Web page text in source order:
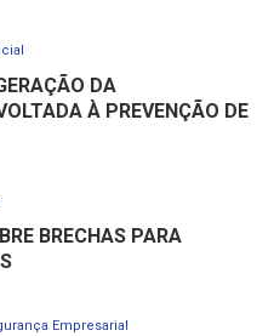
DA
À PREVENÇÃO DE
BRECHAS PARA
Empresarial